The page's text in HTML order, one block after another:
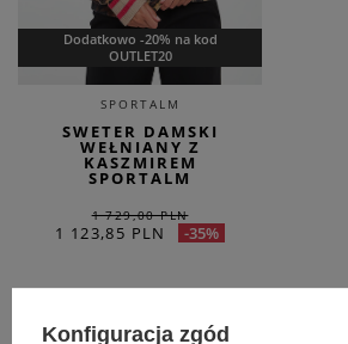
Dodatkowo -20% na kod
OUTLET20
SPORTALM
SWETER DAMSKI
WEŁNIANY Z
KASZMIREM
SPORTALM
1 729,00 PLN
1 123,85 PLN -35%
Konfiguracja zgód